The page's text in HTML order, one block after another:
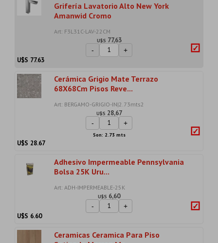
Grifería Lavatorio Alto New York
Amanwid Cromo
Art: F3L31C-LAV-22CM
U$S 77,63
- +
U$S 77.63
Cerámica Grigio Mate Terrazo
68X68Cm Pisos Reve...
Art: BERGAMO-GRIGIO-IN|2.73mts2
U$S 28,67
- +
Son: 2.73 mts
U$S 28.67
Adhesivo Impermeable Pennsylvania
Bolsa 25K Uru...
Art: ADH-IMPERMEABLE-25K
U$S 6,60
- +
U$S 6.60
Ceramicas Ceramica Para Piso